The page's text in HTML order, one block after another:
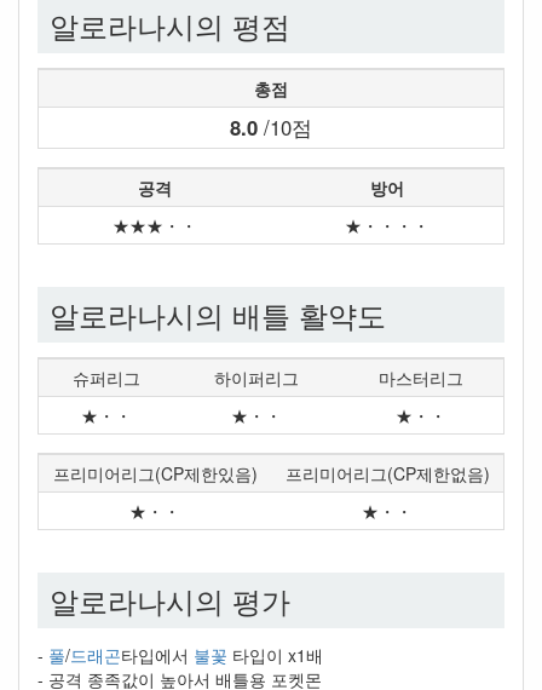
알로라나시의 평점
총점
8.0 /10점
공격
방어
★★★・・
★・・・・
알로라나시의 배틀 활약도
슈퍼리그 하이퍼리그
마스터리그
★・・
★・・ ★・・
프리미어리그(CP제한있음)
프리미어리그(CP제한없음)
★・・
★・・
알로라나시의 평가
- 풀/드래곤타입에서 불꽃 타입이 x1배
- 공격 종족값이 높아서 배틀용 포켓몬